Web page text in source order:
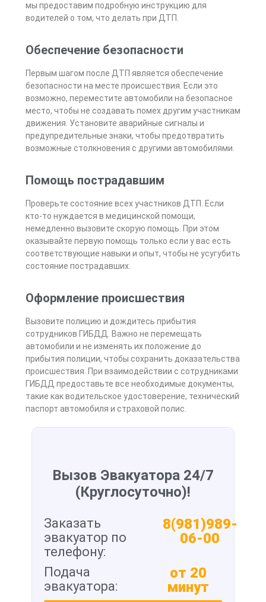
мы предоставим подробную инструкцию для
водителей о том, что делать при ДТП.
Обеспечение безопасности
Первым шагом после ДТП является обеспечение
безопасности на месте происшествия. Если это
возможно, переместите автомобили на безопасное
место, чтобы не создавать помех другим участникам
движения. Установите аварийные сигналы и
предупредительные знаки, чтобы предотвратить
возможные столкновения с другими автомобилями.
Помощь пострадавшим
Проверьте состояние всех участников ДТП. Если
кто-то нуждается в медицинской помощи,
немедленно вызовите скорую помощь. При этом
оказывайте первую помощь только если у вас есть
соответствующие навыки и опыт, чтобы не усугубить
состояние пострадавших.
Оформление происшествия
Вызовите полицию и дождитесь прибытия
сотрудников ГИБДД. Важно не перемещать
автомобили и не изменять их положение до
прибытия полиции, чтобы сохранить доказательства
происшествия. При взаимодействии с сотрудниками
ГИБДД предоставьте все необходимые документы,
такие как водительское удостоверение, технический
паспорт автомобиля и страховой полис.
Вызов Эвакуатора 24/7
(Круглосуточно)!
Заказать
эвакуатор по
телефону:
8(981)989-
06-00
Подача
эвакуатора:
от 20
минут